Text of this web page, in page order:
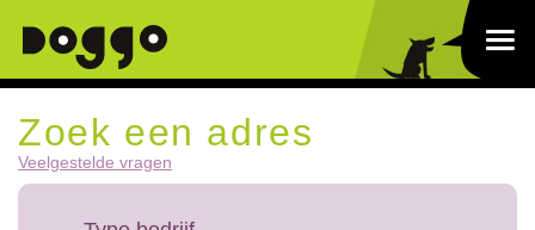
Zoek een adres
Veelgestelde vragen